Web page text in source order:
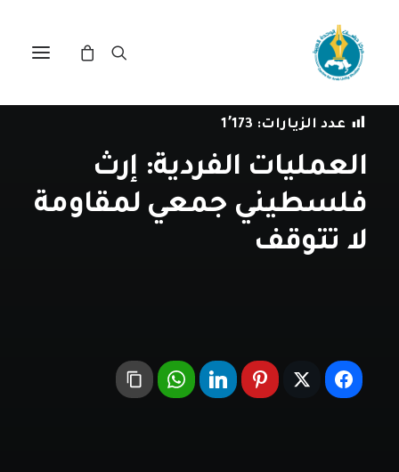
فيقراءة في الحدث
عدد الزيارات: 1٬173
العمليات الفردية: إرث
فلسطيني جمعي لمقاومة
لا تتوقف